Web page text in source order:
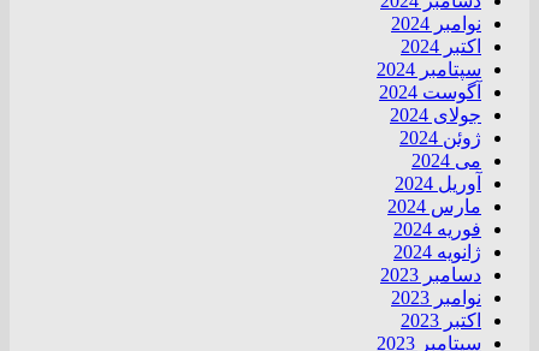
نوامبر 2024
اکتبر 2024
سپتامبر 2024
آگوست 2024
جولای 2024
ژوئن 2024
می 2024
آوریل 2024
مارس 2024
فوریه 2024
ژانویه 2024
دسامبر 2023
نوامبر 2023
اکتبر 2023
سپتامبر 2023